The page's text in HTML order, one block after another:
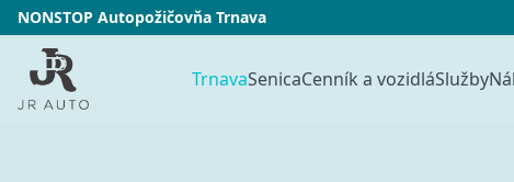
NONSTOP Autopožičovňa Trnava
TrnavaSenicaCenník a vozidláSlužby